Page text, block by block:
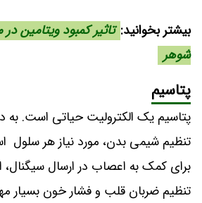
بیشتر بخوانید: تاثیر کمبود ویتامین
شوهر
پتاسیم
پتاسیم یک الکترولیت حیاتی است. به
تنظیم شیمی بدن، مورد نیاز هر سلول
برای کمک به اعصاب در ارسال
تنظیم ضربان قلب و فشار خون بسیار